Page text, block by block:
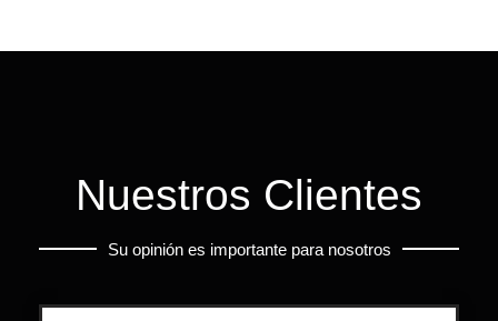
Nuestros Clientes
Su opinión es importante para nosotros